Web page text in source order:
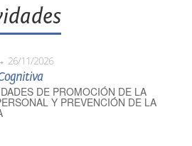
26/11/2026
DE PROMOCIÓN DE LA
Y PREVENCIÓN DE LA